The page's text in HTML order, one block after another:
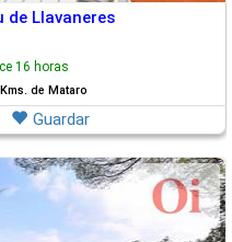
de Llavaneres
16 horas
de Mataro
Guardar